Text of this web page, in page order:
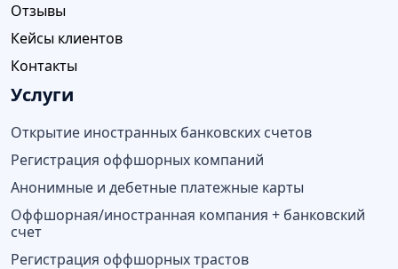
Отзывы
Кейсы клиентов
Контакты
Услуги
Открытие иностранных банковских счетов
Регистрация оффшорных компаний
Анонимные и дебетные платежные карты
Оффшорная/иностранная компания + банковский
счет
Регистрация оффшорных трастов